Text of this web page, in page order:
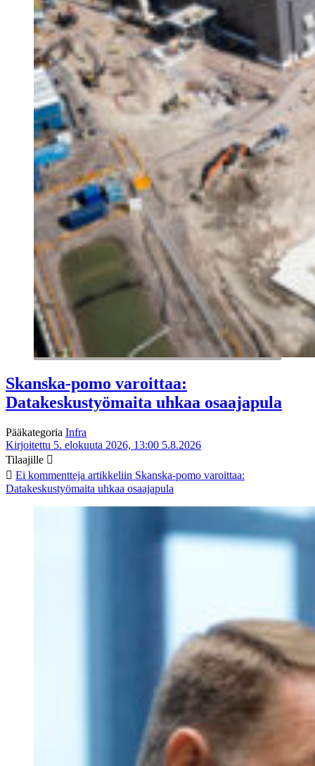
Skanska-pomo varoittaa:
Datakeskustyömaita uhkaa osaajapula
Pääkategoria Infra
Kirjoitettu 5. elokuuta 2026, 13:00 5.8.2026
Tilaajille
Ei kommentteja artikkeliin Skanska-pomo varoittaa:
Datakeskustyömaita uhkaa osaajapula